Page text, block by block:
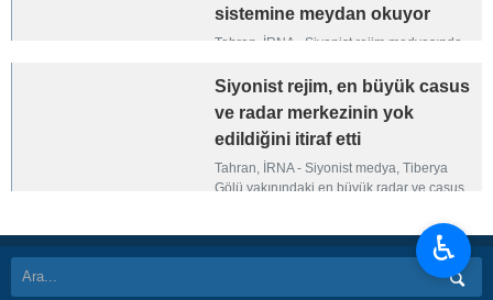
sistemine meydan okuyor
Tahran, İRNA - Siyonist rejim medyasında
kullandığı insansız hava araçları, İsrail
rejiminin hava kuvvetlerinin radar ve
tanımlama sistemlerine meydan okuyor.
Siyonist rejim, en büyük casus
ve radar merkezinin yok
edildiğini itiraf etti
Tahran, İRNA - Siyonist medya, Tiberya
Gölü yakınındaki en büyük radar ve casus
♿︎